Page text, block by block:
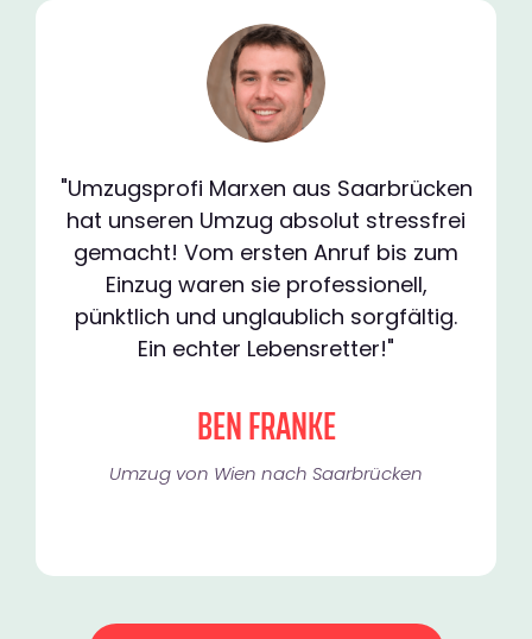
"Umzugsprofi Marxen aus Saarbrücken
hat unseren Umzug absolut stressfrei
gemacht! Vom ersten Anruf bis zum
Einzug waren sie professionell,
pünktlich und unglaublich sorgfältig.
Ein echter Lebensretter!"
BEN FRANKE
Umzug von Wien nach Saarbrücken